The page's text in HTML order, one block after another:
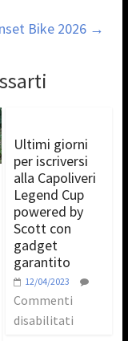
Bike 2026 →
Ultimi giorni
per iscriversi
alla Capoliveri
Legend Cup
powered by
Scott con
gadget
garantito
12/04/2023
Commenti
disabilitati